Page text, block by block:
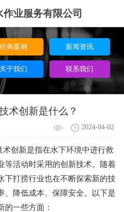
业服务有限公司
经典案例 新闻资讯
关于我们 联系我们
术创新是什么？
2024-04-02
术创新是指在水下环境中进行救
等活动时采用的创新技术。随着
下打捞行业也在不断探索新的技
、降低成本、保障安全。以下是
的一些方面：